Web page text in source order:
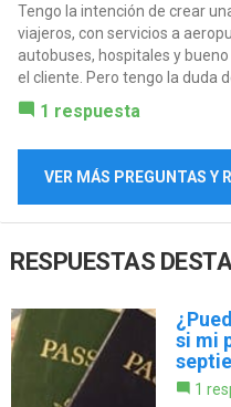
Tengo la intención de crear
viajeros, con servicios a
autobuses, hospitales y
el cliente. Pero tengo la duda
1 respuesta
VER MÁS PREGUNTAS Y
RESPUESTAS
si mi
1